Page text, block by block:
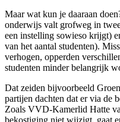
Maar wat kun je daaraan
onderwijs valt grofweg in
een instelling sowieso krijgt)
van het aantal studenten).
verhogen, opperden
studenten minder belangrijk
Dat zeiden bijvoorbeeld
partijen dachten dat er via de
Zoals VVD-Kamerlid Hatte